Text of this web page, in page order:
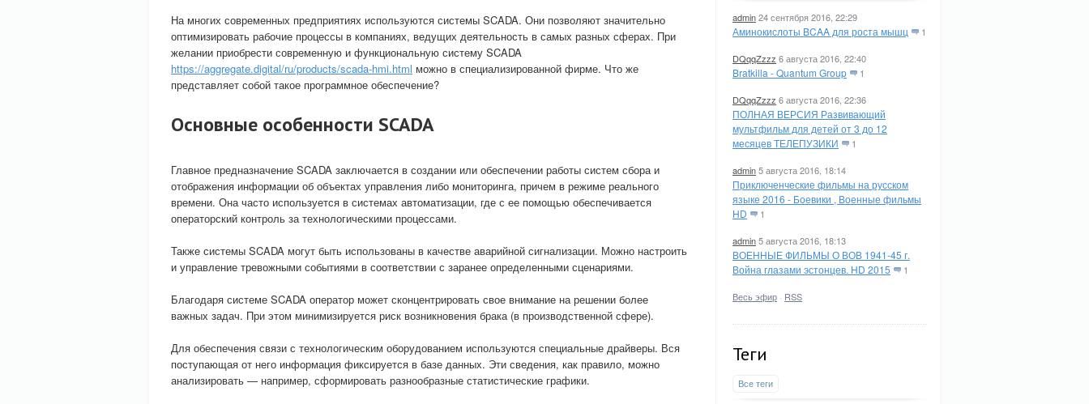
admin24 сентября 2016, 22:29
Аминокислоты BCAA для роста мышц 1
DQqqZzzz 6 августа 2016, 22:40
Bratkilla - Quantum Group 1
DQqqZzzz 6 августа 2016, 22:36
ПОЛНАЯ ВЕРСИЯ Развивающий
мультфильм для детей от 3 до 12
месяцев ТЕЛЕПУЗИКИ
1
admin5 августа 2016, 18:14
Приключенческие фильмы на русском
языке 2016 - Боевики , Военные фильмы
HD
1
admin5 августа 2016, 18:13
ВОЕННЫЕ ФИЛЬМЫ О ВОВ 1941-45 г.
Война глазами эстонцев. HD 2015
1
Весь эфир · RSS
Теги
Все теги
На многих современных предприятиях используются системы SCADA. Они позволяют значительно
оптимизировать рабочие процессы в компаниях, ведущих деятельность в самых разных сферах. При
желании приобрести современную и функциональную систему SCADA
https://aggregate.digital/ru/products/scada-hmi.html можно в специализированной фирме. Что же
представляет собой такое программное обеспечение?
Основные особенности SCADA
Главное предназначение SCADA заключается в создании или обеспечении работы систем сбора и
отображения информации об объектах управления либо мониторинга, причем в режиме реального
времени. Она часто используется в системах автоматизации, где с ее помощью обеспечивается
операторский контроль за технологическими процессами.
Также системы SCADA могут быть использованы в качестве аварийной сигнализации. Можно настроить
и управление тревожными событиями в соответствии с заранее определенными сценариями.
Благодаря системе SCADA оператор может сконцентрировать свое внимание на решении более
важных задач. При этом минимизируется риск возникновения брака (в производственной сфере).
Для обеспечения связи с технологическим оборудованием используются специальные драйверы. Вся
поступающая от него информация фиксируется в базе данных. Эти сведения, как правило, можно
анализировать — например, сформировать разнообразные статистические графики.